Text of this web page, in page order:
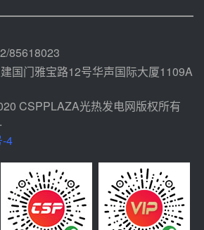
发！明确推动光热发电规模化发展
85618023
国门雅宝路12号华声国际大厦1109A
CSPPLAZA光热发电网版权所有
4